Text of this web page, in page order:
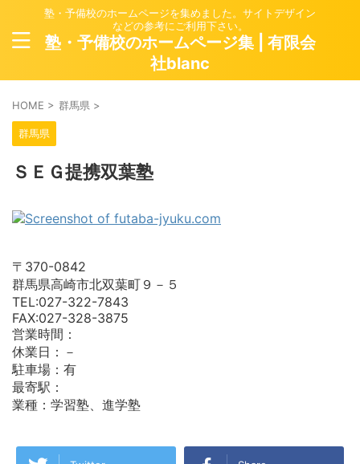
塾・予備校のホームページを集めました。サイトデザイン
などの参考にご利用下さい。
塾・予備校のホームページ集 | 有限会
社blanc
HOME > 群馬県 >
群馬県
ＳＥＧ提携双葉塾
〒370-0842
群馬県高崎市北双葉町９－５
TEL:027-322-7843
FAX:027-328-3875
営業時間：
休業日：－
駐車場：有
最寄駅：
業種：学習塾、進学塾